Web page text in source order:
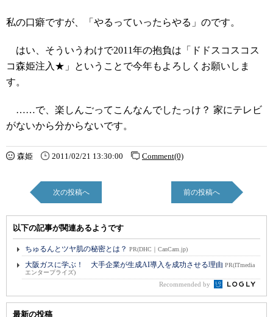
私の口癖ですが、「やるっていったらやる」のです。
はい、そういうわけで2011年の抱負は「ドドスコスコス
コ森姫注入★」ということで今年もよろしくお願いしま
す。
……で、楽しんごってこんなんでしたっけ？ 家にテレビ
がないから分からないです。
森姫 2011/02/21 13:30:00 Comment(0)
次の投稿へ 前の投稿へ
以下の記事が関連あるようです
ちゅるんとツヤ肌の秘密とは？ PR(DHC｜CanCam.jp)
大阪ガスに学ぶ！ 大手企業が生成AI導入を成功させる理由 PR(ITmedia
エンタープライズ)
Recommended by
最新の投稿